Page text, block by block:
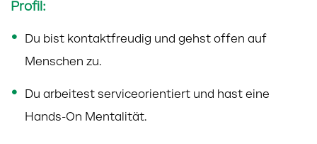
Profil:
Du bist kontaktfreudig und gehst offen auf
Menschen zu.
Du arbeitest serviceorientiert und hast eine
Hands-On Mentalität.